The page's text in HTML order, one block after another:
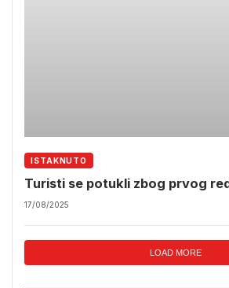
ISTAKNUTO
Turisti se potukli zbog prvog
17/08/2025
LOAD MORE